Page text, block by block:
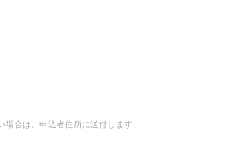
場合は、申込者住所に送付します